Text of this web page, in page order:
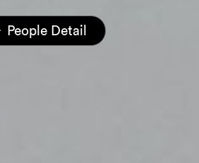
Startseite
Unser Team
People Detail